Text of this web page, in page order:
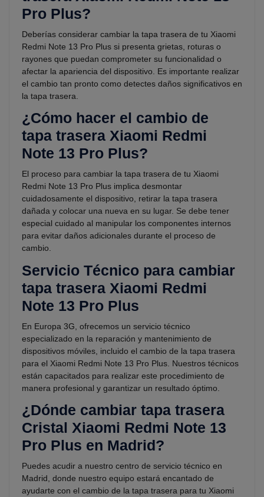
Pro Plus?
Deberías considerar cambiar la tapa trasera de tu Xiaomi
Redmi Note 13 Pro Plus si presenta grietas, roturas o
rayones que puedan comprometer su funcionalidad o
afectar la apariencia del dispositivo. Es importante realizar
el cambio tan pronto como detectes daños significativos en
la tapa trasera.
¿Cómo hacer el cambio de
tapa trasera Xiaomi Redmi
Note 13 Pro Plus?
El proceso para cambiar la tapa trasera de tu Xiaomi
Redmi Note 13 Pro Plus implica desmontar
cuidadosamente el dispositivo, retirar la tapa trasera
dañada y colocar una nueva en su lugar. Se debe tener
especial cuidado al manipular los componentes internos
para evitar daños adicionales durante el proceso de
cambio.
Servicio Técnico para cambiar
tapa trasera Xiaomi Redmi
Note 13 Pro Plus
En Europa 3G, ofrecemos un servicio técnico
especializado en la reparación y mantenimiento de
dispositivos móviles, incluido el cambio de la tapa trasera
para el Xiaomi Redmi Note 13 Pro Plus. Nuestros técnicos
están capacitados para realizar este procedimiento de
manera profesional y garantizar un resultado óptimo.
¿Dónde cambiar tapa trasera
Cristal Xiaomi Redmi Note 13
Pro Plus en Madrid?
Puedes acudir a nuestro centro de servicio técnico en
Madrid, donde nuestro equipo estará encantado de
ayudarte con el cambio de la tapa trasera para tu Xiaomi